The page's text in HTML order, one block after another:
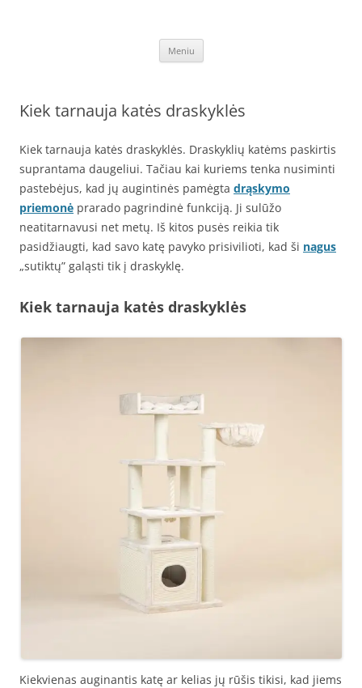
katinu nagu, internetu – pigiau. Lavinkite augintinius išleisdami mažiau
Meniu
Kiek tarnauja katės draskyklės
Kiek tarnauja katės draskyklės. Draskyklių katėms paskirtis
suprantama daugeliui. Tačiau kai kuriems tenka nusiminti
pastebėjus, kad jų augintinės pamėgta drąskymo
priemonė prarado pagrindinė funkciją. Ji sulūžo
neatitarnavusi net metų. Iš kitos pusės reikia tik
pasidžiaugti, kad savo katę pavyko prisivilioti, kad ši nagus
„sutiktų” galąsti tik į draskyklę.
Kiek tarnauja katės draskyklės
Kiekvienas auginantis katę ar kelias jų rūšis tikisi, kad jiems